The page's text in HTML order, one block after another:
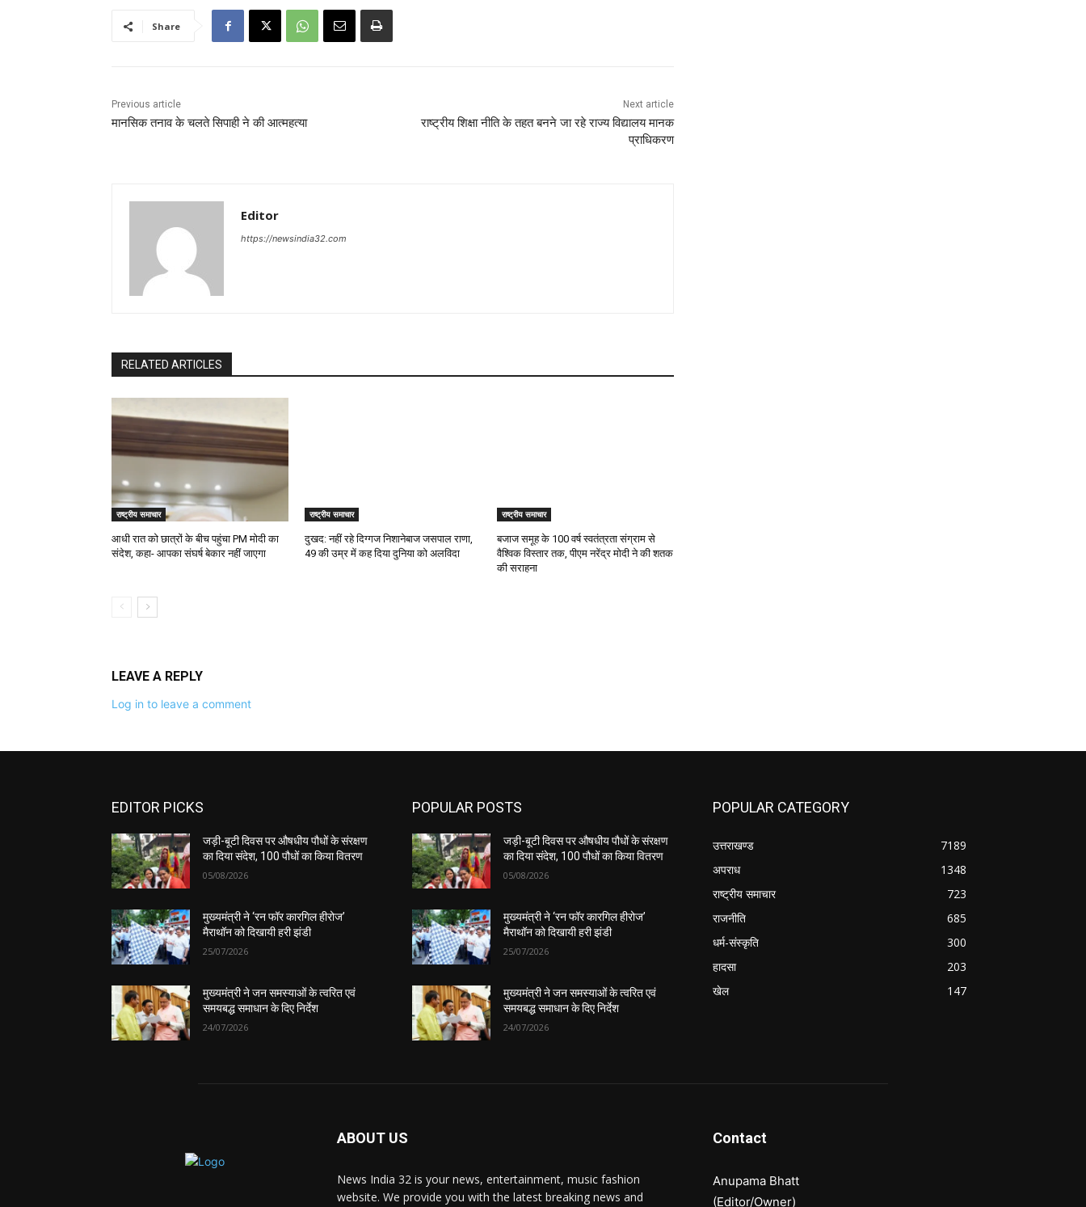
Share
Previous article
मानसिक तनाव के चलते सिपाही ने की आत्महत्या
Next article
राष्ट्रीय शिक्षा नीति के तहत बनने जा रहे राज्य विद्यालय मानक
प्राधिकरण
Editor
https://newsindia32.com
RELATED ARTICLES
राष्ट्रीय समाचार
आधी रात को छात्रों के बीच पहुंचा PM मोदी का
संदेश, कहा- आपका संघर्ष बेकार नहीं जाएगा
राष्ट्रीय समाचार
दुखद: नहीं रहे दिग्गज निशानेबाज जसपाल राणा,
49 की उम्र में कह दिया दुनिया को अलविदा
राष्ट्रीय समाचार
बजाज समूह के 100 वर्ष स्वतंत्रता संग्राम से
वैश्विक विस्तार तक, पीएम नरेंद्र मोदी ने की शतक
की सराहना
LEAVE A REPLY
Log in to leave a comment
EDITOR PICKS
जड़ी-बूटी दिवस पर औषधीय पौधों के संरक्षण
का दिया संदेश, 100 पौधों का किया वितरण
05/08/2026
मुख्यमंत्री ने ‘रन फॉर कारगिल हीरोज’
मैराथॉन को दिखायी हरी झंडी
25/07/2026
मुख्यमंत्री ने जन समस्याओं के त्वरित एवं
समयबद्ध समाधान के दिए निर्देश
24/07/2026
POPULAR POSTS
जड़ी-बूटी दिवस पर औषधीय पौधों के संरक्षण
का दिया संदेश, 100 पौधों का किया वितरण
05/08/2026
मुख्यमंत्री ने ‘रन फॉर कारगिल हीरोज’
मैराथॉन को दिखायी हरी झंडी
25/07/2026
मुख्यमंत्री ने जन समस्याओं के त्वरित एवं
समयबद्ध समाधान के दिए निर्देश
24/07/2026
POPULAR CATEGORY
उत्तराखण्ड
7189
अपराध
1348
राष्ट्रीय समाचार
723
राजनीति
685
धर्म-संस्कृति
300
हादसा
203
खेल
147
ABOUT US
News India 32 is your news, entertainment, music fashion
website. We provide you with the latest breaking news and
Contact
Anupama Bhatt
(Editor/Owner)